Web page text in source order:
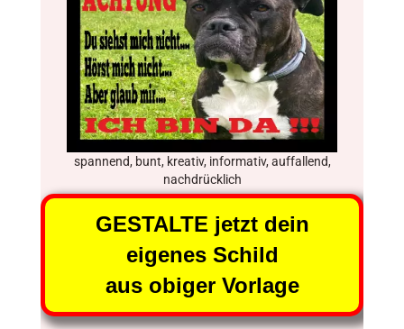
spannend, bunt, kreativ, informativ, auffallend,
nachdrücklich
GESTALTE jetzt dein
eigenes Schild
aus obiger Vorlage